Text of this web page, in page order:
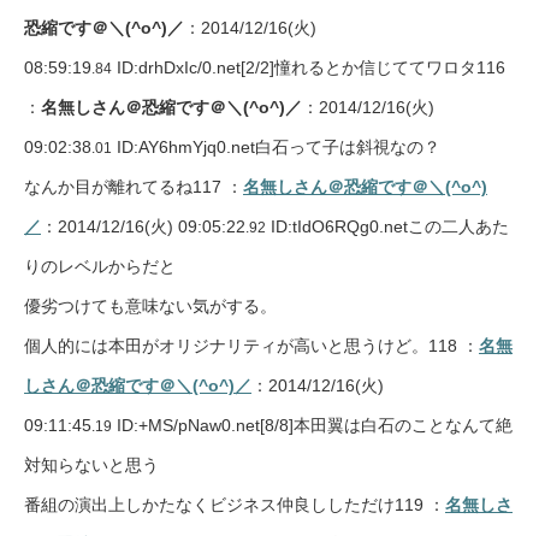
恐縮です＠＼(^o^)／ ：2014/12/16(火)
08:59:19 .84 ID:drhDxIc/0.net[2/2]憧れるとか信じててワロタ116
： 名無しさん＠恐縮です＠＼(^o^)／ ：2014/12/16(火)
09:02:38 .01 ID:AY6hmYjq0.net白石って子は斜視なの？
なんか目が離れてるね117 ： 名無しさん＠恐縮です＠＼(^o^)
／ ：2014/12/16(火) 09:05:22 .92 ID:tIdO6RQg0.netこの二人あた
りのレベルからだと
優劣つけても意味ない気がする。
個人的には本田がオリジナリティが高いと思うけど。118 ： 名無
しさん＠恐縮です＠＼(^o^)／ ：2014/12/16(火)
09:11:45 .19 ID:+MS/pNaw0.net[8/8]本田翼は白石のことなんて絶
対知らないと思う
番組の演出上しかたなくビジネス仲良ししただけ119 ： 名無しさ